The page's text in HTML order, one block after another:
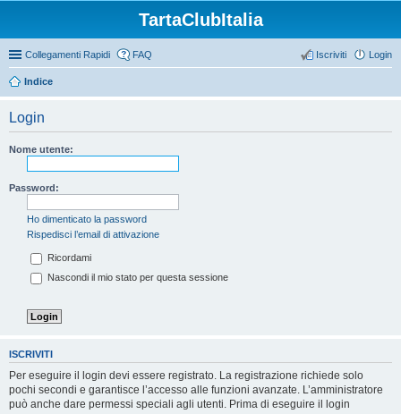
TartaClubItalia
Collegamenti Rapidi FAQ Login
Iscriviti
Indice
Login
Nome utente:
Password:
Ho dimenticato la password
Rispedisci l’email di attivazione
Ricordami
Nascondi il mio stato per questa sessione
ISCRIVITI
Per eseguire il login devi essere registrato. La registrazione richiede solo
pochi secondi e garantisce l’accesso alle funzioni avanzate. L’amministratore
può anche dare permessi speciali agli utenti. Prima di eseguire il login